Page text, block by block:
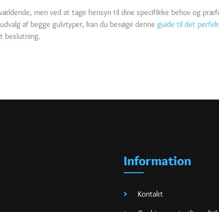
men ved at tage hensyn til dine specifikke behov og
af begge gulvtyper, kan du besøge denne guide til det
beslutning.
Information
Kontakt